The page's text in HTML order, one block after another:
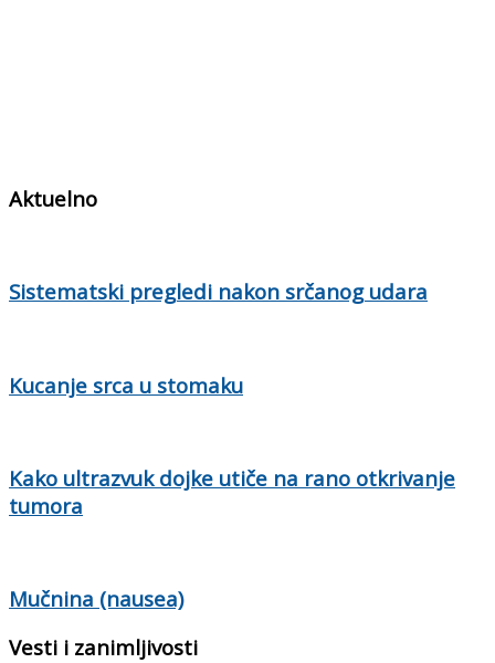
Aktuelno
Sistematski pregledi nakon srčanog udara
Kucanje srca u stomaku
Kako ultrazvuk dojke utiče na rano otkrivanje
tumora
Mučnina (nausea)
Vesti i zanimljivosti